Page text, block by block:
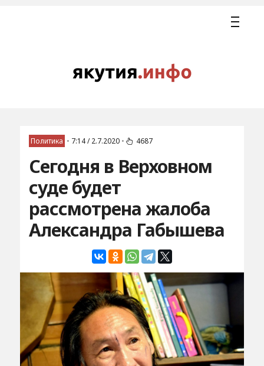
Политика • 7:14 / 2.7.2020 • 4687
Сегодня в Верховном
суде будет
рассмотрена жалоба
Александра Габышева